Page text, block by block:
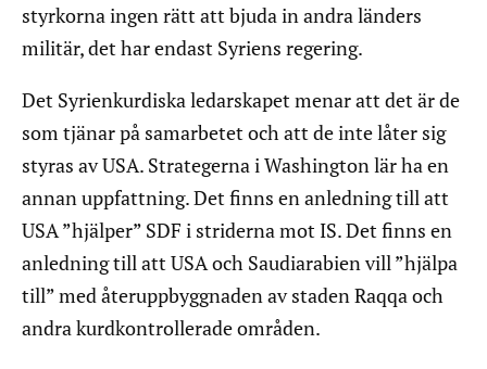
styrkorna ingen rätt att bjuda in andra länders
militär, det har endast Syriens regering.
Det Syrienkurdiska ledarskapet menar att det är de
som tjänar på samarbetet och att de inte låter sig
styras av USA. Strategerna i Washington lär ha en
annan uppfattning. Det finns en anledning till att
USA ”hjälper” SDF i striderna mot IS. Det finns en
anledning till att USA och Saudiarabien vill ”hjälpa
till” med återuppbyggnaden av staden Raqqa och
andra kurdkontrollerade områden.